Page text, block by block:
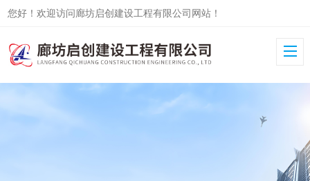
您好！欢迎访问廊坊启创建设工程有限公司网站！